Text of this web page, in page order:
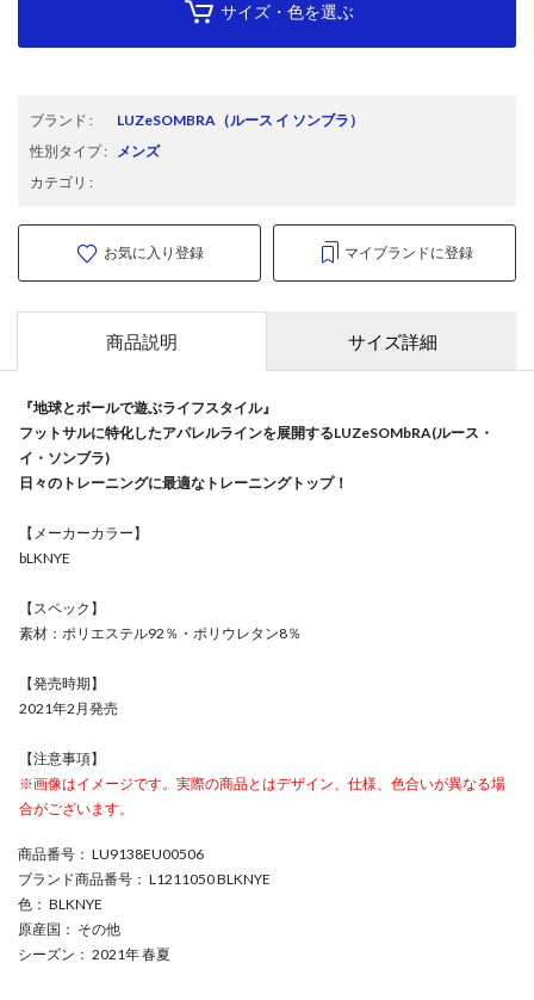
サイズ・色を選ぶ
ブランド : LUZeSOMBRA （ルース イ ソンブラ）
性別タイプ: メンズ
カテゴリ :
お気に入り登録 マイブランドに登録
商品説明 サイズ詳細
『地球とボールで遊ぶライフスタイル』
フットサルに特化したアパレルラインを展開するLUZeSOMbRA(ルース・
イ・ソンブラ)
日々のトレーニングに最適なトレーニングトップ！
【メーカーカラー】
bLKNYE
【スペック】
素材：ポリエステル92％・ポリウレタン8％
【発売時期】
2021年2月発売
【注意事項】
※画像はイメージです。実際の商品とはデザイン、仕様、色合いが異なる場
合がございます。
商品番号 ： LU9138EU00506
ブランド商品番号 ： L1211050 BLKNYE
色 ： BLKNYE
原産国 ： その他
シーズン ： 2021年 春夏